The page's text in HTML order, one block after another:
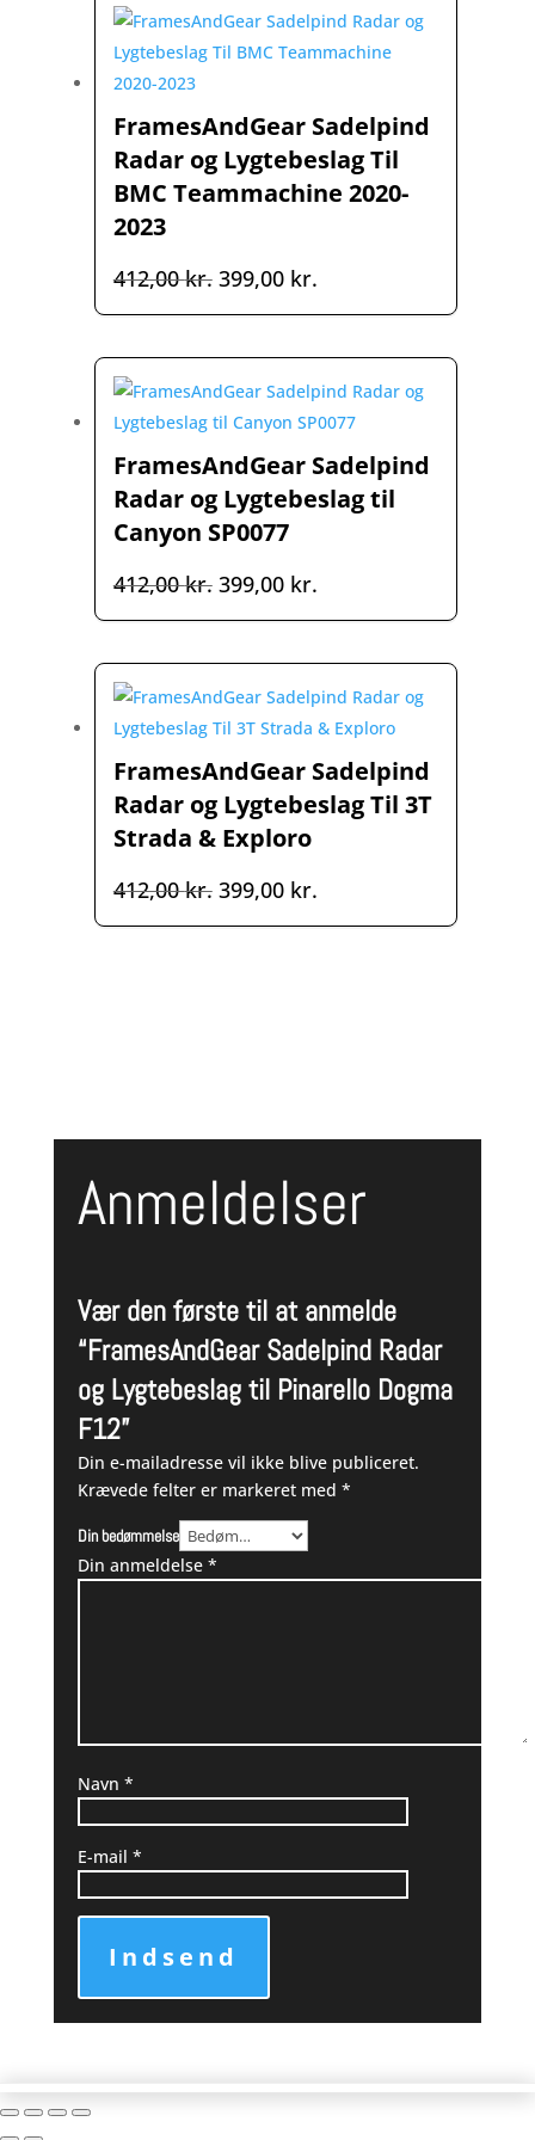
FramesAndGear Sadelpind
Radar og Lygtebeslag Til
BMC Teammachine 2020-
2023
412,00kr. Den
oprindelige
412,00 kr..
399,00 kr.Den
aktuelle
399,00 kr..
FramesAndGear Sadelpind
Radar og Lygtebeslag til
Canyon SP0077
412,00kr. Den
oprindelige
412,00 kr..
399,00 kr.Den
aktuelle
399,00 kr..
FramesAndGear Sadelpind
Radar og Lygtebeslag Til 3T
Strada & Exploro
412,00kr. Den
oprindelige
399,00 kr.Den
aktuelle
Anmeldelser
Vær den første til at anmelde
“FramesAndGear Sadelpind Radar
og Lygtebeslag til Pinarello Dogma
F12”
Din e-mailadresse vil ikke blive publiceret.
Krævede felter er markeret med *
Din bedømmelse
Din anmeldelse *
Navn *
E-mail *
Indsend